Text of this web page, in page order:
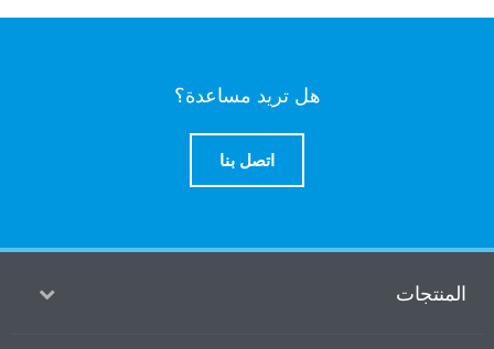
هل تريد مساعدة؟
اتصل بنا